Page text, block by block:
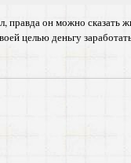
правда он можно сказать
целью деньгу